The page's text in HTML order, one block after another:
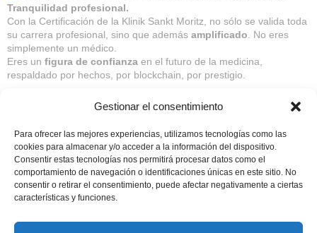
Gestionar el consentimiento
Para ofrecer las mejores experiencias, utilizamos tecnologías como las
cookies para almacenar y/o acceder a la información del dispositivo.
Consentir estas tecnologías nos permitirá procesar datos como el
comportamiento de navegación o identificaciones únicas en este sitio. No
consentir o retirar el consentimiento, puede afectar negativamente a ciertas
características y funciones.
Tranquilidad profesional.
Con la Certificación de la Klinik Sankt Moritz, no sólo se valida toda
su carrera profesional, sino que además amplificado . No eres
simplemente un médico.
Eres un figura de confianza en el futuro de la medicina,
respaldado por hechos, por blockchain, por prestigio.
¿Está listo para transformar su credibilidad en una
Comencemos.
Sólo CHF1,188.99 CHF al mes¿Cumplimiento inicial?
CHF700 sólo una vez.
¿Total? CHF1.888para garantizar el futuro de su carrera
y aumentar su visibilidad.
TOP¡Ahorre 20% con el pago único en lugar de